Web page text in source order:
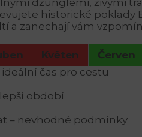
džunglemi, živými
historické
a zanechají vám
Květen Červen
čas pro cestu
období
– nevhodné podmínky